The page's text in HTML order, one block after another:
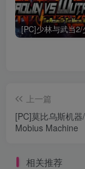
上一篇
[PC]莫比乌斯机器
Mobius Machine
相关推荐